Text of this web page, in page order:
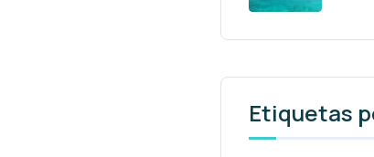
Etiquetas